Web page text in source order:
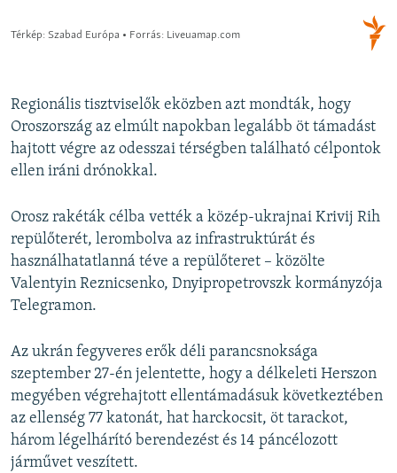
Regionális tisztviselők eközben azt mondták, hogy
Oroszország az elmúlt napokban legalább öt támadást
hajtott végre az odesszai térségben található célpontok
ellen iráni drónokkal.
Orosz rakéták célba vették a közép-ukrajnai Krivij Rih
repülőterét, lerombolva az infrastruktúrát és
használhatatlanná téve a repülőteret – közölte
Valentyin Reznicsenko, Dnyipropetrovszk kormányzója
Telegramon.
Az ukrán fegyveres erők déli parancsnoksága
szeptember 27-én jelentette, hogy a délkeleti Herszon
megyében végrehajtott ellentámadásuk következtében
az ellenség 77 katonát, hat harckocsit, öt tarackot,
három légelhárító berendezést és 14 páncélozott
járművet veszített.